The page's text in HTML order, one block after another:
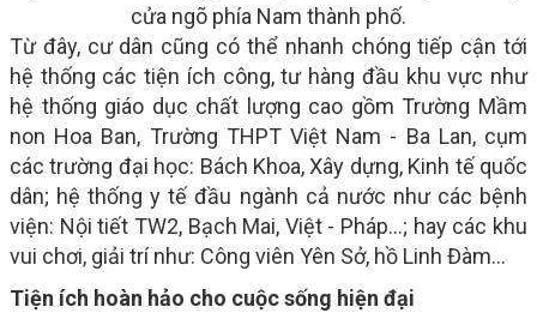
cửa ngõ phía Nam thành phố.
Từ đây, cư dân cũng có thể nhanh chóng tiếp cận tới
hệ thống các tiện ích công, tư hàng đầu khu vực như
hệ thống giáo dục chất lượng cao gồm Trường Mầm
non Hoa Ban, Trường THPT Việt Nam - Ba Lan, cụm
các trường đại học: Bách Khoa, Xây dựng, Kinh tế quốc
dân; hệ thống y tế đầu ngành cả nước như các bệnh
viện: Nội tiết TW2, Bạch Mai, Việt - Pháp…; hay các khu
vui chơi, giải trí như: Công viên Yên Sở, hồ Linh Đàm…
Tiện ích hoàn hảo cho cuộc sống hiện đại